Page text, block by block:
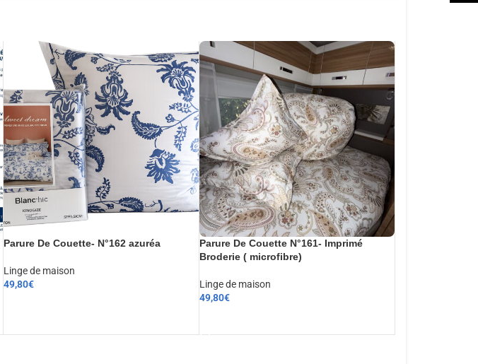
Parure De Couette- N°162 azuréa
Linge de maison
49,80€
Parure De Couette N°161- Imprimé
Broderie ( microfibre)
Linge de maison
49,80€